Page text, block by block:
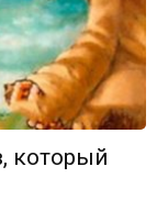
который